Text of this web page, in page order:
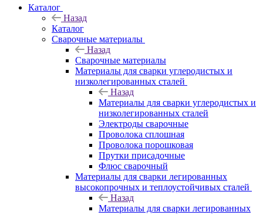
Каталог
Назад
Каталог
Сварочные материалы
Назад
Сварочные материалы
Материалы для сварки углеродистых и
низколегированных сталей
Назад
Материалы для сварки углеродистых и
низколегированных сталей
Электроды сварочные
Проволока сплошная
Проволока порошковая
Прутки присадочные
Флюс сварочный
Материалы для сварки легированных
высокопрочных и теплоустойчивых сталей
Назад
Материалы для сварки легированных